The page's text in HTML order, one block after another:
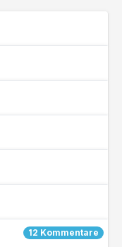
12 Kommentare